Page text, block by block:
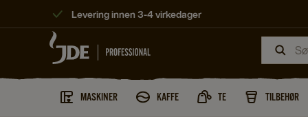
Levering innen 3-4 virkedager
MASKINER KAFFE TE TILBEHØR